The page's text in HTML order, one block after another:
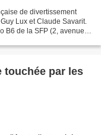
de divertissement
Lux et Claude Savarit.
B6 de la SFP (2, avenue
touchée par les